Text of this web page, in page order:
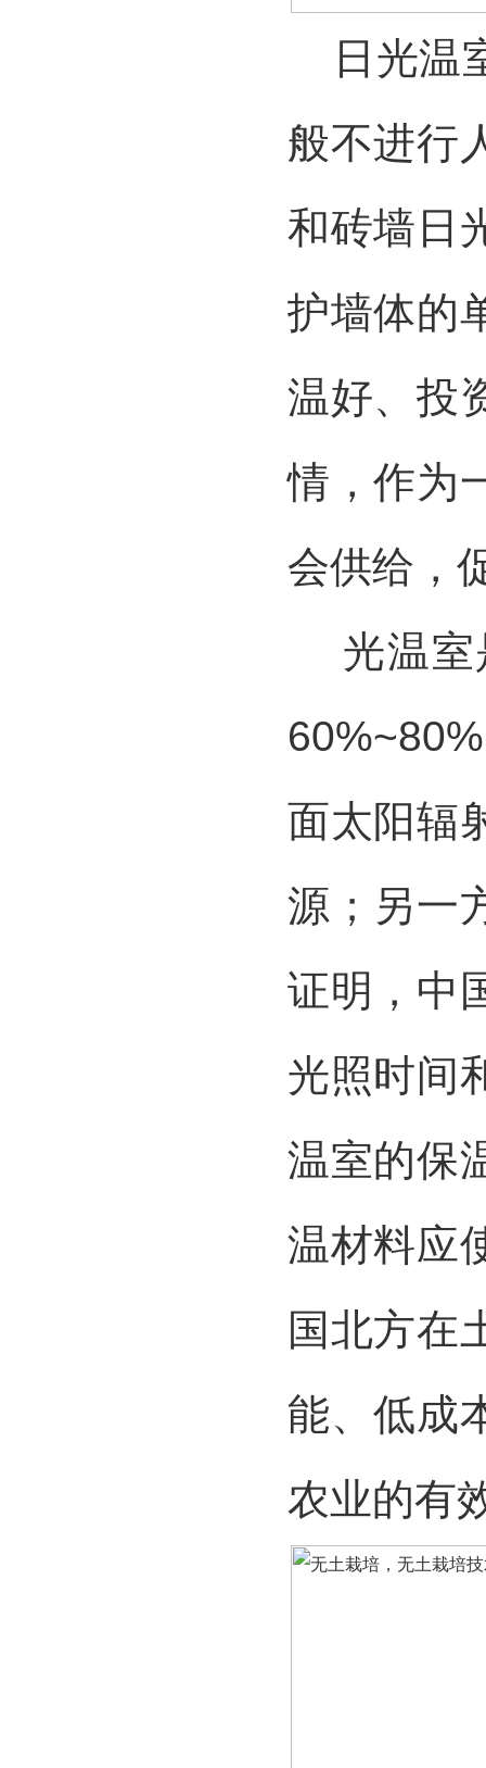
日光温
般不进行
和砖墙日
护墙体的
温好、投
情，作为
会供给，
光温室
面太阳辐
源；另一
证明，中
光照时间
温室的保
温材料应
国北方在
能、低成
农业的有